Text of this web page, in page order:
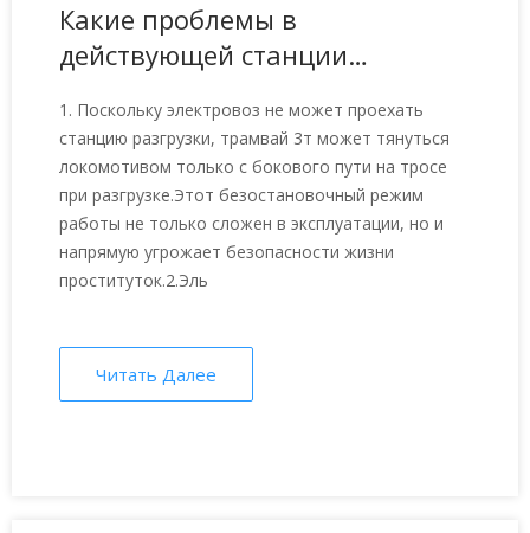
Какие проблемы в
действующей станции
самосвалов?
1. Поскольку электровоз не может проехать
станцию ​​разгрузки, трамвай 3т может тянуться
локомотивом только с бокового пути на тросе
при разгрузке.Этот безостановочный режим
работы не только сложен в эксплуатации, но и
напрямую угрожает безопасности жизни
проституток.2.Эль
Читать Далее